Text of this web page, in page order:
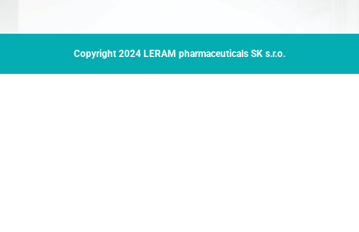
Copyright 2024 LERAM pharmaceuticals SK s.r.o.